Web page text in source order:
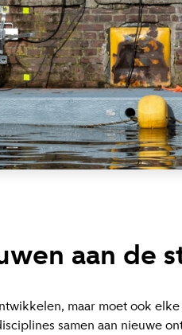
aan de
maar moet ook
samen aan nieuwe